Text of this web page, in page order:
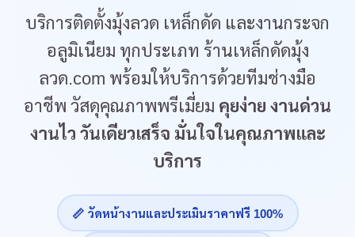
บริการติดตั้งมุ้งลวด เหล็กดัด และงานกระจก
อลูมิเนียม ทุกประเภท ร้านเหล็กดัดมุ้ง
ลวด.com พร้อมให้บริการด้วยทีมช่างมือ
อาชีพ วัสดุคุณภาพพรีเมี่ยม คุยง่าย งานด่วน
งานไว วันเดียวเสร็จ มั่นใจในคุณภาพและ
บริการ
📏 วัดหน้างานและประเมินราคาฟรี 100%